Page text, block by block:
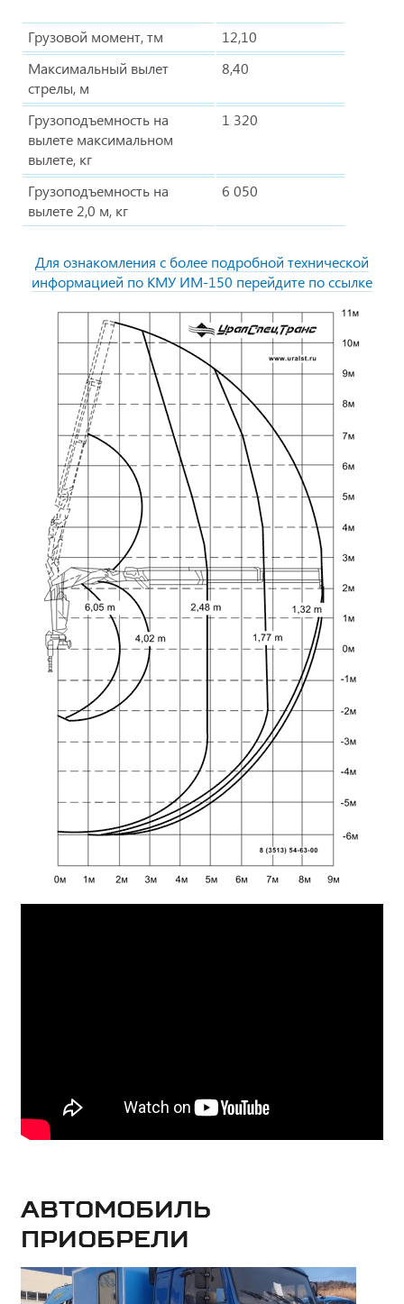
Грузовой момент, тм
12,10
Максимальный вылет
стрелы, м
8,40
Грузоподъемность на
вылете максимальном
вылете, кг
1 320
Грузоподъемность на
вылете 2,0 м, кг
6 050
Для ознакомления с более подробной технической
информацией по КМУ ИМ-150 перейдите по ссылке
Автомобиль
приобрели